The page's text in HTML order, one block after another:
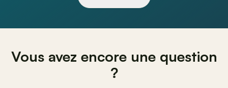
Vous avez encore une question
?